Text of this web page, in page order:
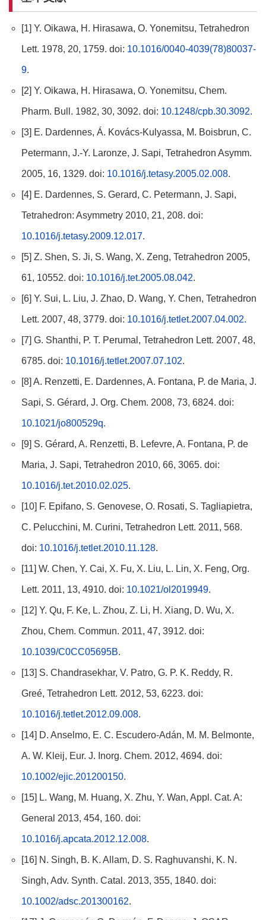
[1] Y. Oikawa, H. Hirasawa, O. Yonemitsu, Tetrahedron
Lett. 1978, 20, 1759. doi: 10.1016/0040-4039(78)80037-
9.
[2] Y. Oikawa, H. Hirasawa, O. Yonemitsu, Chem.
Pharm. Bull. 1982, 30, 3092. doi: 10.1248/cpb.30.3092.
[3] E. Dardennes, Á. Kovács-Kulyassa, M. Boisbrun, C.
Petermann, J.-Y. Laronze, J. Sapi, Tetrahedron Asymm.
2005, 16, 1329. doi: 10.1016/j.tetasy.2005.02.008.
[4] E. Dardennes, S. Gerard, C. Petermann, J. Sapi,
Tetrahedron: Asymmetry 2010, 21, 208. doi:
10.1016/j.tetasy.2009.12.017.
[5] Z. Shen, S. Ji, S. Wang, X. Zeng, Tetrahedron 2005,
61, 10552. doi: 10.1016/j.tet.2005.08.042.
[6] Y. Sui, L. Liu, J. Zhao, D. Wang, Y. Chen, Tetrahedron
Lett. 2007, 48, 3779. doi: 10.1016/j.tetlet.2007.04.002.
[7] G. Shanthi, P. T. Perumal, Tetrahedron Lett. 2007, 48,
6785. doi: 10.1016/j.tetlet.2007.07.102.
[8] A. Renzetti, E. Dardennes, A. Fontana, P. de Maria, J.
Sapi, S. Gérard, J. Org. Chem. 2008, 73, 6824. doi:
10.1021/jo800529q.
[9] S. Gérard, A. Renzetti, B. Lefevre, A. Fontana, P. de
Maria, J. Sapi, Tetrahedron 2010, 66, 3065. doi:
10.1016/j.tet.2010.02.025.
[10] F. Epifano, S. Genovese, O. Rosati, S. Tagliapietra,
C. Pelucchini, M. Curini, Tetrahedron Lett. 2011, 568.
doi: 10.1016/j.tetlet.2010.11.128.
[11] W. Chen, Y. Cai, X. Fu, X. Liu, L. Lin, X. Feng, Org.
Lett. 2011, 13, 4910. doi: 10.1021/ol2019949.
[12] Y. Qu, F. Ke, L. Zhou, Z. Li, H. Xiang, D. Wu, X.
Zhou, Chem. Commun. 2011, 47, 3912. doi:
10.1039/C0CC05695B.
[13] S. Chandrasekhar, V. Patro, G. P. K. Reddy, R.
Greé, Tetrahedron Lett. 2012, 53, 6223. doi:
10.1016/j.tetlet.2012.09.008.
[14] D. Anselmo, E. C. Escudero-Adán, M. M. Belmonte,
A. W. Kleij, Eur. J. Inorg. Chem. 2012, 4694. doi:
10.1002/ejic.201200150.
[15] L. Wang, M. Huang, X. Zhu, Y. Wan, Appl. Cat. A:
General 2013, 454, 160. doi:
10.1016/j.apcata.2012.12.008.
[16] N. Singh, B. K. Allam, D. S. Raghuvanshi, K. N.
Singh, Adv. Synth. Catal. 2013, 355, 1840. doi:
10.1002/adsc.201300162.